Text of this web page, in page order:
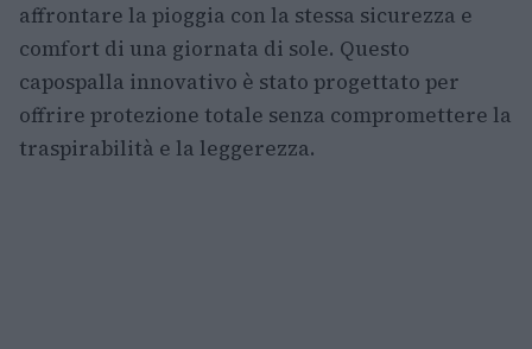
affrontare la pioggia con la stessa sicurezza e
comfort di una giornata di sole. Questo
capospalla innovativo è stato progettato per
offrire protezione totale senza compromettere la
traspirabilità e la leggerezza.